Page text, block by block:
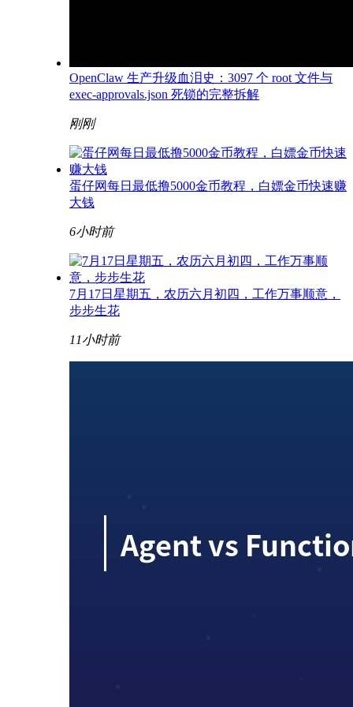
OpenClaw 生产升级血泪史：3097 个 root 文件与
exec-approvals.json 死锁的完整拆解
刚刚
蛋仔网每日最低撸5000金币教程，白嫖金币快速赚
大钱
6小时前
7月17日星期五，农历六月初四，工作万事顺意，
步步生花
11小时前